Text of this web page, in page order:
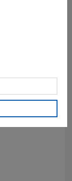
2 Duo
hne
B-Ware
fehlt, Display-